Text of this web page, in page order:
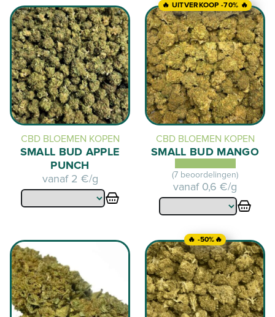
CBD BLOEMEN KOPEN
SMALL BUD APPLE
PUNCH
vanaf 2 €/g
🔥 UITVERKOOP -70% 🔥
CBD BLOEMEN KOPEN
SMALL BUD MANGO
(7 beoordelingen)
vanaf 0,6 €/g
🔥 -50%🔥